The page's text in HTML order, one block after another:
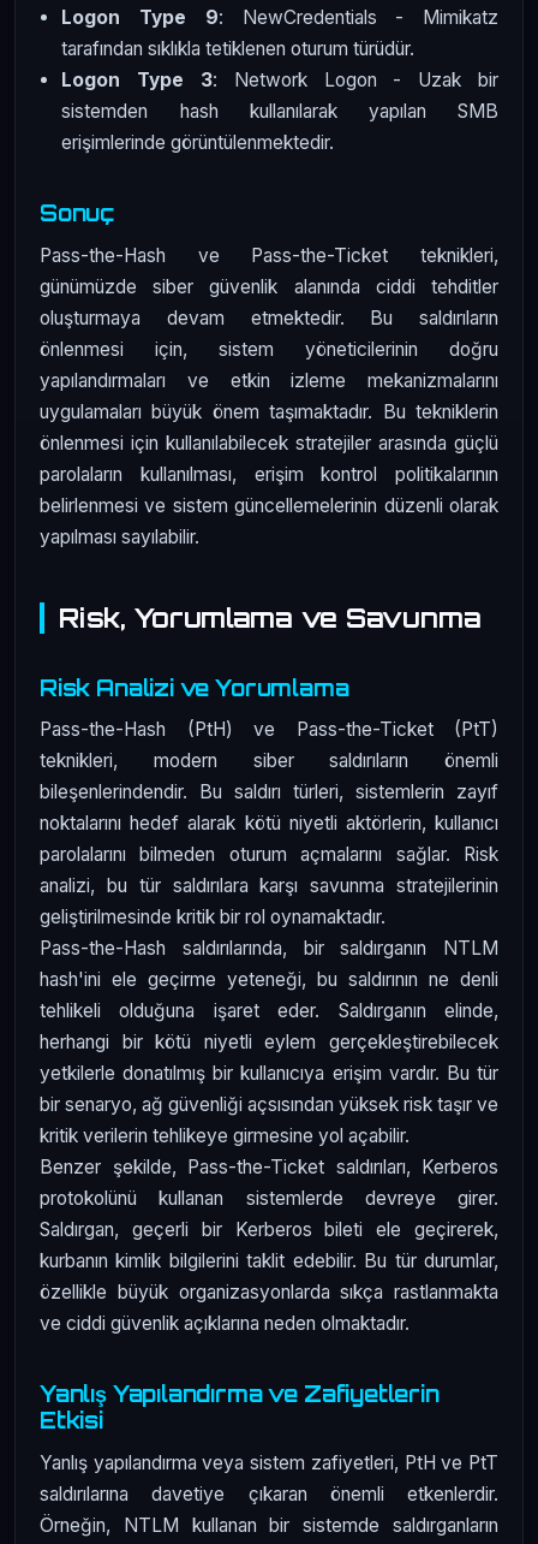
Logon Type 9: NewCredentials - Mimikatz
tarafından sıklıkla tetiklenen oturum türüdür.
Logon Type 3: Network Logon - Uzak bir
sistemden hash kullanılarak yapılan SMB
erişimlerinde görüntülenmektedir.
Sonuç
Pass-the-Hash ve Pass-the-Ticket teknikleri,
günümüzde siber güvenlik alanında ciddi tehditler
oluşturmaya devam etmektedir. Bu saldırıların
önlenmesi için, sistem yöneticilerinin doğru
yapılandırmaları ve etkin izleme mekanizmalarını
uygulamaları büyük önem taşımaktadır. Bu tekniklerin
önlenmesi için kullanılabilecek stratejiler arasında güçlü
parolaların kullanılması, erişim kontrol politikalarının
belirlenmesi ve sistem güncellemelerinin düzenli olarak
yapılması sayılabilir.
Risk, Yorumlama ve Savunma
Risk Analizi ve Yorumlama
Pass-the-Hash (PtH) ve Pass-the-Ticket (PtT)
teknikleri, modern siber saldırıların önemli
bileşenlerindendir. Bu saldırı türleri, sistemlerin zayıf
noktalarını hedef alarak kötü niyetli aktörlerin, kullanıcı
parolalarını bilmeden oturum açmalarını sağlar. Risk
analizi, bu tür saldırılara karşı savunma stratejilerinin
geliştirilmesinde kritik bir rol oynamaktadır.
Pass-the-Hash saldırılarında, bir saldırganın NTLM
hash'ini ele geçirme yeteneği, bu saldırının ne denli
tehlikeli olduğuna işaret eder. Saldırganın elinde,
herhangi bir kötü niyetli eylem gerçekleştirebilecek
yetkilerle donatılmış bir kullanıcıya erişim vardır. Bu tür
bir senaryo, ağ güvenliği açsısından yüksek risk taşır ve
kritik verilerin tehlikeye girmesine yol açabilir.
Benzer şekilde, Pass-the-Ticket saldırıları, Kerberos
protokolünü kullanan sistemlerde devreye girer.
Saldırgan, geçerli bir Kerberos bileti ele geçirerek,
kurbanın kimlik bilgilerini taklit edebilir. Bu tür durumlar,
özellikle büyük organizasyonlarda sıkça rastlanmakta
ve ciddi güvenlik açıklarına neden olmaktadır.
Yanlış Yapılandırma ve Zafiyetlerin
Etkisi
Yanlış yapılandırma veya sistem zafiyetleri, PtH ve PtT
saldırılarına davetiye çıkaran önemli etkenlerdir.
Örneğin, NTLM kullanan bir sistemde saldırganların